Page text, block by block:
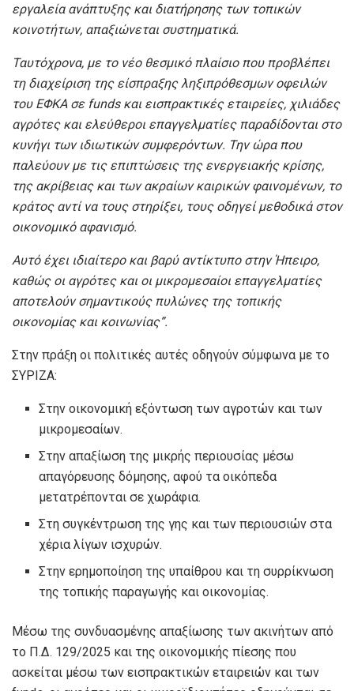
εργαλεία ανάπτυξης και διατήρησης των τοπικών
κοινοτήτων, απαξιώνεται συστηματικά.
Ταυτόχρονα, με το νέο θεσμικό πλαίσιο που προβλέπει
τη διαχείριση της είσπραξης ληξιπρόθεσμων οφειλών
του ΕΦΚΑ σε funds και εισπρακτικές εταιρείες, χιλιάδες
αγρότες και ελεύθεροι επαγγελματίες παραδίδονται στο
κυνήγι των ιδιωτικών συμφερόντων. Την ώρα που
παλεύουν με τις επιπτώσεις της ενεργειακής κρίσης,
της ακρίβειας και των ακραίων καιρικών φαινομένων, το
κράτος αντί να τους στηρίξει, τους οδηγεί μεθοδικά στον
οικονομικό αφανισμό.
Αυτό έχει ιδιαίτερο και βαρύ αντίκτυπο στην Ήπειρο,
καθώς οι αγρότες και οι μικρομεσαίοι επαγγελματίες
αποτελούν σημαντικούς πυλώνες της τοπικής
οικονομίας και κοινωνίας”.
Στην πράξη οι πολιτικές αυτές οδηγούν σύμφωνα με το
ΣΥΡΙΖΑ:
Στην οικονομική εξόντωση των αγροτών και των
μικρομεσαίων.
Στην απαξίωση της μικρής περιουσίας μέσω
απαγόρευσης δόμησης, αφού τα οικόπεδα
μετατρέπονται σε χωράφια.
Στη συγκέντρωση της γης και των περιουσιών στα
χέρια λίγων ισχυρών.
Στην ερημοποίηση της υπαίθρου και τη συρρίκνωση
της τοπικής παραγωγής και οικονομίας.
Μέσω της συνδυασμένης απαξίωσης των ακινήτων από
το Π.Δ. 129/2025 και της οικονομικής πίεσης που
ασκείται μέσω των εισπρακτικών εταιρειών και των